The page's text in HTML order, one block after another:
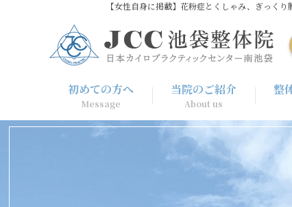
【女性自身に掲載】花粉症とくしゃみ、ぎっく
初めての⽅へ
Message
当院のご紹介
About us
整